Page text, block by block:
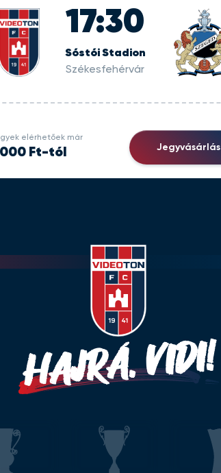
17:30
Sóstói Stadion
Székesfehérvár
elérhetőek már
Ft-tól Jegyvásárlás
HAJRÁ, VIDI!